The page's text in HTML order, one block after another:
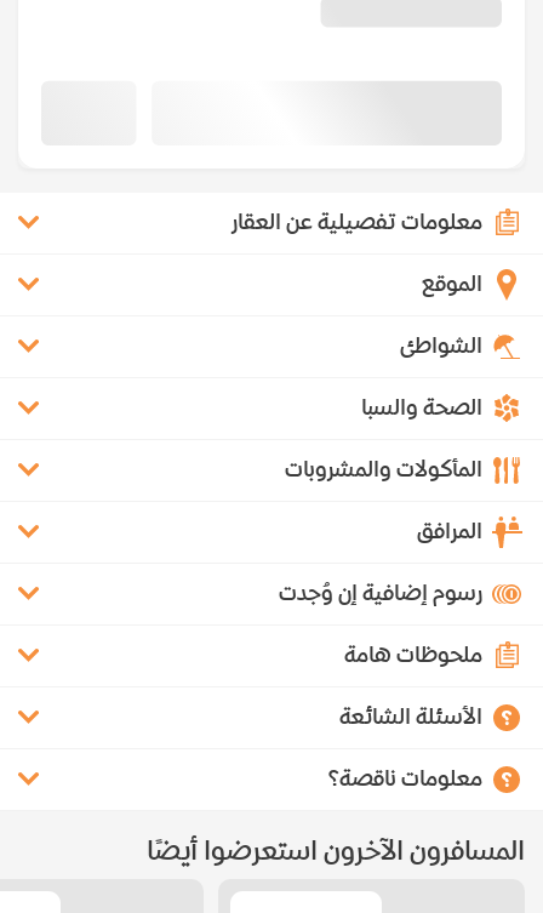
معلومات تفصيلية عن العقار
الموقع
الشواطئ
الصحة والسبا
المأكولات والمشروبات
المرافق
رسوم إضافية إن وُجدت
ملحوظات هامة
الأسئلة الشائعة
معلومات ناقصة؟
المسافرون الآخرون استعرضوا أيضًا